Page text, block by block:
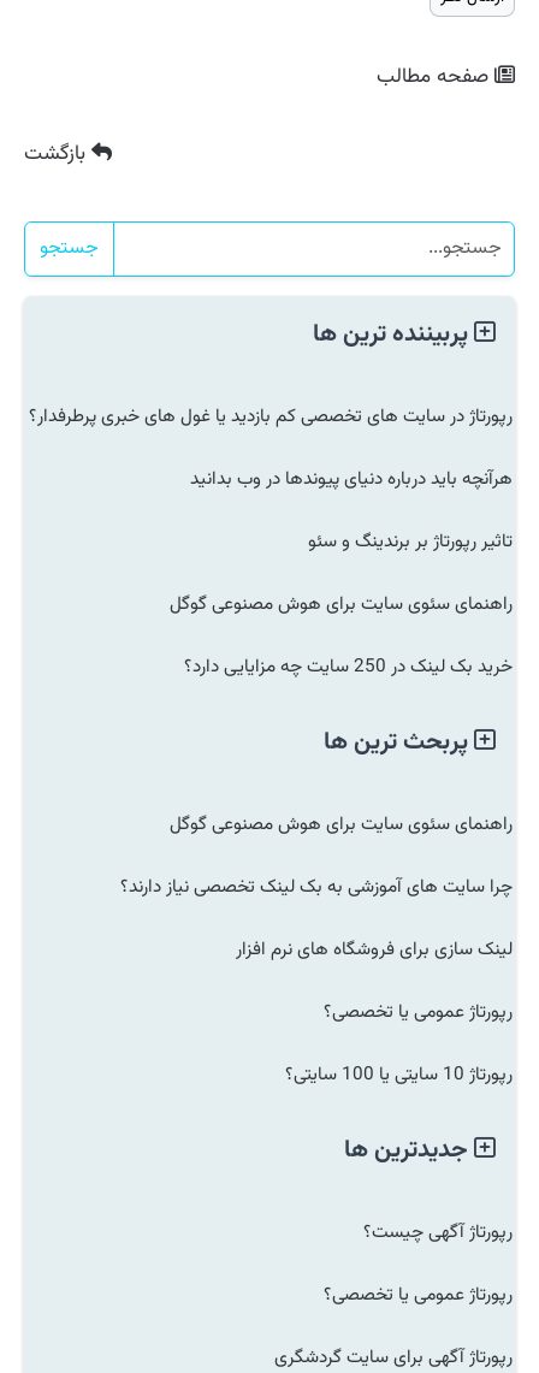
صفحه مطالب
بازگشت
جستجو
پربیننده ترین ها
رپورتاژ در سایت های تخصصی کم بازدید یا غول های خبری پرطرفدار؟
هرآنچه باید درباره دنیای پیوندها در وب بدانید
تاثیر رپورتاژ بر برندینگ و سئو
راهنمای سئوی سایت برای هوش مصنوعی گوگل
خرید بک لینک در 250 سایت چه مزایایی دارد؟
پربحث ترین ها
راهنمای سئوی سایت برای هوش مصنوعی گوگل
چرا سایت های آموزشی به بک لینک تخصصی نیاز دارند؟
لینک سازی برای فروشگاه های نرم افزار
رپورتاژ عمومی یا تخصصی؟
رپورتاژ 10 سایتی یا 100 سایتی؟
جدیدترین ها
رپورتاژ آگهی چیست؟
رپورتاژ عمومی یا تخصصی؟
رپورتاژ آگهی برای سایت گردشگری